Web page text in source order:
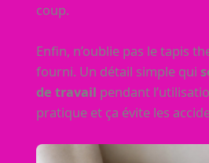
coup.
Enfin, n’oublie pas le tapis
fourni. Un détail simple qui
de travail pendant
pratique et ça évite les